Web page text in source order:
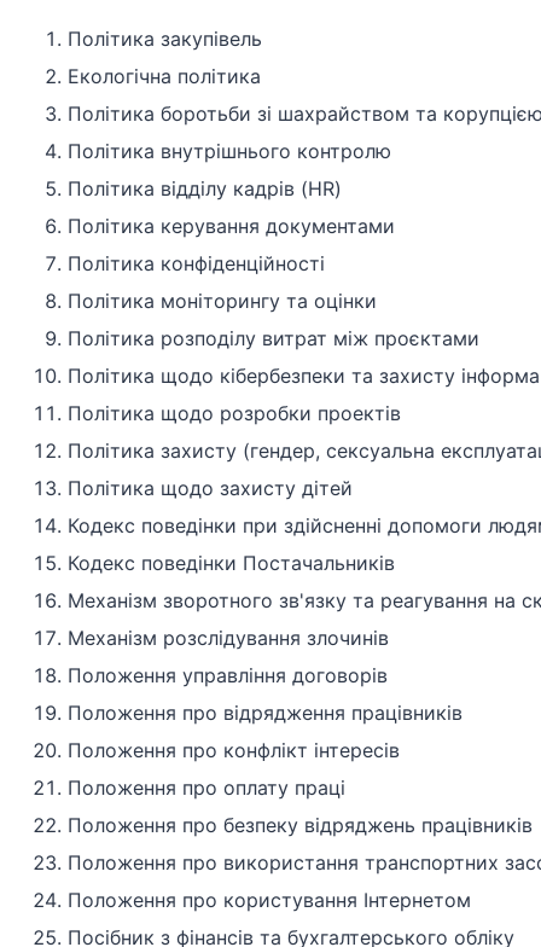
Політика закупівель
Екологічна політика
Політика боротьби зі шахрайством та
Політика внутрішнього контролю
Політика відділу кадрів (HR)
Політика керування документами
Політика конфіденційності
Політика моніторингу та оцінки
Політика розподілу витрат між проєктами
Політика щодо кібербезпеки та захисту
Політика щодо розробки проектів
Політика захисту (гендер, сексуальна
Політика щодо захисту дітей
Кодекс поведінки при здійсненні допомоги
Кодекс поведінки Постачальників
Механізм зворотного зв'язку та реагування на
Механізм розслідування злочинів
Положення управління договорів
Положення про відрядження працівників
Положення про конфлікт інтересів
Положення про оплату праці
Положення про безпеку відряджень працівників
Положення про використання транспортних
Положення про користування Інтернетом
Посібник з фінансів та бухгалтерського обліку